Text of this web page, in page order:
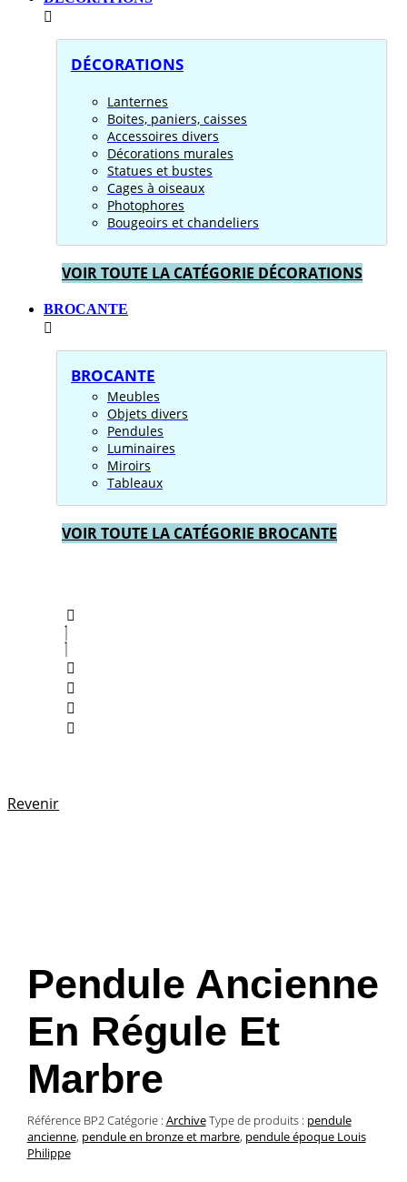
DÉCORATIONS
Lanternes
Boites, paniers, caisses
Accessoires divers
Décorations murales
Statues et bustes
Cages à oiseaux
Photophores
Bougeoirs et chandeliers
VOIR TOUTE LA CATÉGORIE DÉCORATIONS
BROCANTE
BROCANTE
Meubles
Objets divers
Pendules
Luminaires
Miroirs
Tableaux
VOIR TOUTE LA CATÉGORIE BROCANTE
Revenir
Pendule Ancienne
En Régule Et
Marbre
Référence BP2Catégorie : ArchiveType de produits : pendule
ancienne, pendule en bronze et marbre, pendule époque Louis
Philippe